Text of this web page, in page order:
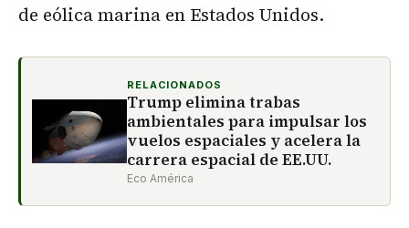
de eólica marina en Estados Unidos.
RELACIONADOS
Trump elimina trabas
ambientales para impulsar los
vuelos espaciales y acelera la
carrera espacial de EE.UU.
Eco América